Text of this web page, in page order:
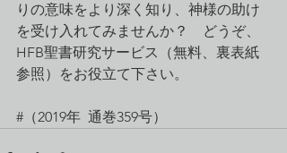
りの意味をより深く知り、神様の助け
を受け入れてみませんか？　どうぞ、
HFB聖書研究サービス（無料、裏表紙
参照）をお役立て下さい。
#（2019年  通巻359号）